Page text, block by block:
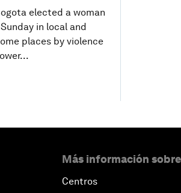
elected a woman
in local and
places by violence
Más información
Centros